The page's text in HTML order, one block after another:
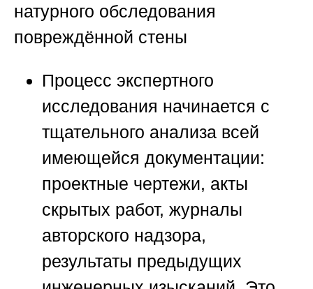
натурного обследования
повреждённой стены
Процесс экспертного
исследования начинается с
тщательного анализа всей
имеющейся документации:
проектные чертежи, акты
скрытых работ, журналы
авторского надзора,
результаты предыдущих